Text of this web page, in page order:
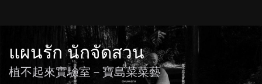
แผนรัก นักจัดสวน
植不起來實驗室－寶島菜菜藝